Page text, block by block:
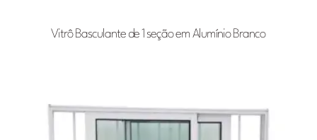
Vitrô Basculante de 1 seção em Alumínio Branco